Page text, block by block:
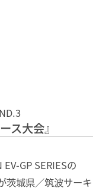
ス大会』
GP SERIESの
茨城県／筑波サーキ